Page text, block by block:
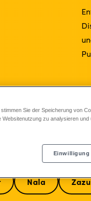
die
Nala Zazu
Sie der Speicherung von
zu analysieren
Einwilligung